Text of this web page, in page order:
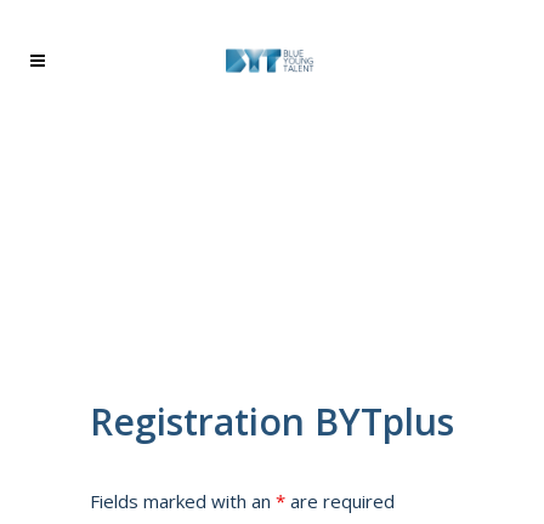
Registration BYTplus
Fields marked with an * are required